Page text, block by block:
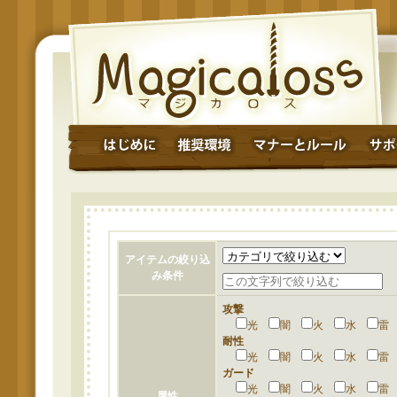
アイテムの絞り込
み条件
攻撃
光
闇 火 水
耐性
光
闇 火 水
ガード
光
闇 火 水